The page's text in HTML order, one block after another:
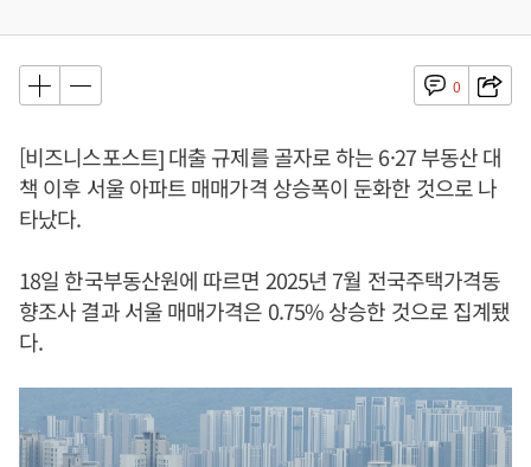
0
[비즈니스포스트] 대출 규제를 골자로 하는 6·27 부동산 대
책 이후 서울 아파트 매매가격 상승폭이 둔화한 것으로 나
타났다.
18일 한국부동산원에 따르면 2025년 7월 전국주택가격동
향조사 결과 서울 매매가격은 0.75% 상승한 것으로 집계됐
다.